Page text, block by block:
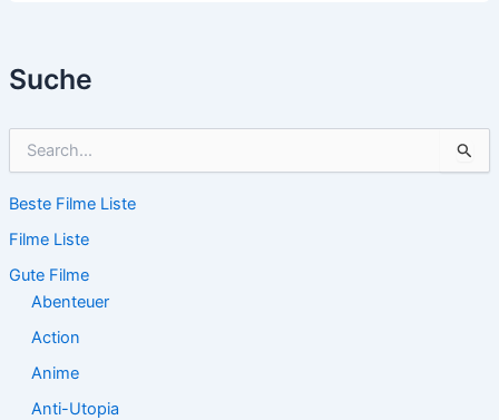
Suche
h
n
n
Beste Filme Liste
Filme Liste
Gute Filme
Abenteuer
Action
Anime
Anti-Utopia